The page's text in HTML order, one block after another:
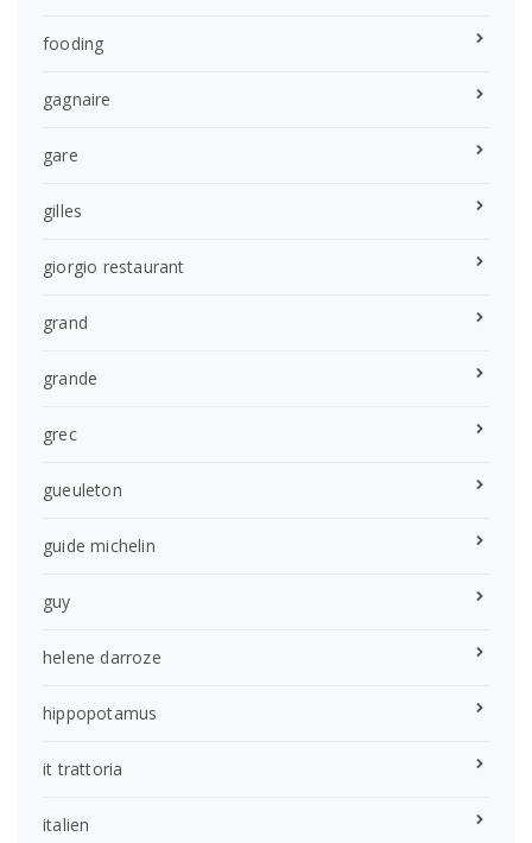
fooding
gagnaire
gare
gilles
giorgio restaurant
grand
grande
grec
gueuleton
guide michelin
guy
helene darroze
hippopotamus
it trattoria
italien